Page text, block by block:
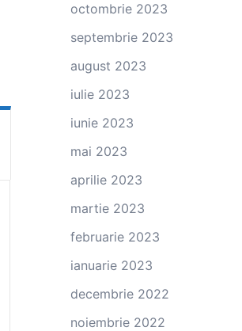
octombrie 2023
septembrie 2023
august 2023
iulie 2023
iunie 2023
mai 2023
aprilie 2023
martie 2023
februarie 2023
ianuarie 2023
decembrie 2022
noiembrie 2022